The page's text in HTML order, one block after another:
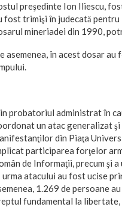
preşedinte Ion Iliescu,
fost trimişi în judecată
mineriadei din 1990,
asemenea, în acest dosar
probatoriul administrat în
un atac generalizat
din Piaţa
participarea forţelor
de Informaţii, precum şi
urma atacului au fost ucise
1.269 de persoane
fundamental la